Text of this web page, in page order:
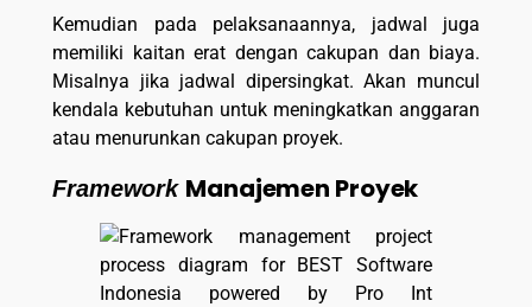
Kemudian pada pelaksanaannya, jadwal juga
memiliki kaitan erat dengan cakupan dan biaya.
Misalnya jika jadwal dipersingkat. Akan muncul
kendala kebutuhan untuk meningkatkan anggaran
atau menurunkan cakupan proyek.
Framework Manajemen Proyek